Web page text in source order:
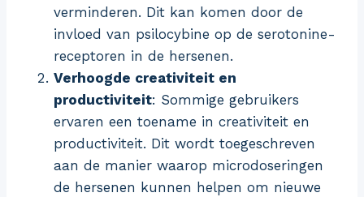
verminderen. Dit kan komen door de
invloed van psilocybine op de serotonine-
receptoren in de hersenen.
Verhoogde creativiteit en
productiviteit: Sommige gebruikers
ervaren een toename in creativiteit en
productiviteit. Dit wordt toegeschreven
aan de manier waarop microdoseringen
de hersenen kunnen helpen om nieuwe